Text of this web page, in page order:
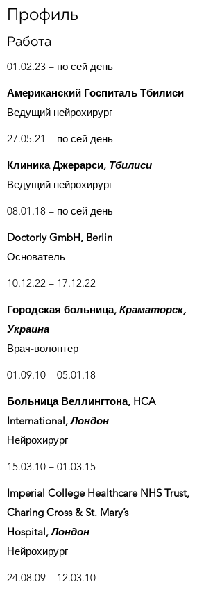
Языки - грузинский, английский,
Профиль
Работа
01.02.23 – по сей день
Американский Госпиталь Тбилиси
Ведущий нейрохирург
27.05.21 – по сей день
Клиника Джерарси, Тбилиси
Ведущий нейрохирург
08.01.18 – по сей день
Doctorly GmbH, Berlin
Основатель
10.12.22 – 17.12.22
Городская больница, Краматорск,
Украина
Врач-волонтер
01.09.10 – 05.01.18
Больница Веллингтона, HCA
International,Лондон
Нейрохирург
15.03.10 – 01.03.15
Imperial College Healthcare NHS Trust,
Charing Cross & St. Mary’s
Hospital,Лондон
Нейрохирург
24.08.09 – 12.03.10